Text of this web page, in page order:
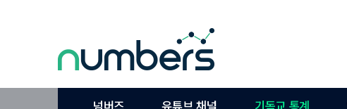
넘버즈 유튜브 채널 기독교 통계